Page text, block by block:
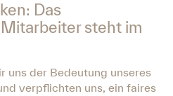
Das
steht im
uns der Bedeutung unseres
verpflichten uns, ein faires